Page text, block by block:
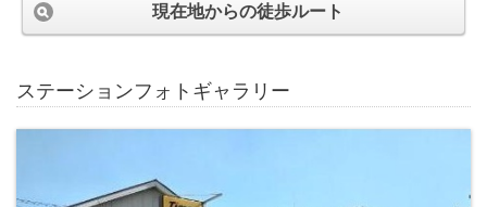
現在地からの徒歩ルート
ステーションフォトギャラリー